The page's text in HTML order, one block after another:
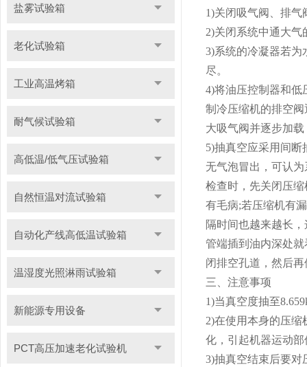
盐雾试验箱
老化试验箱
工业高温烤箱
耐气候试验箱
高低温/低气压试验箱
自然恒温对流试验箱
自动化产线高低温试验箱
温湿度光照淋雨试验箱
新能源专用设备
PCT高压加速老化试验机
1)关闭吸气阀、排
2)关闭系统中通大
3)系统的冷凝器若为
尽。
4)将油压控制器和低
制冷压缩机的排空
大吸气阀并逐步加
5)抽真空应采用间
无气泡冒出，可认
检查时，先关闭压
有毛病;若压缩机有
隔时间也越来越长
管端插到油内深处
闭排空孔道，然后
三、注意事项
1)当真空度抽至
2)在使用本身的压
化，引起机器运动
3)抽真空结束后要对